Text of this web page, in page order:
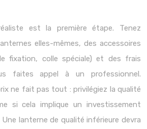
est la première étape. Tenez
elles-mêmes, des accessoires
fixation, colle spéciale) et des frais
faites appel à un professionnel.
ne fait pas tout : privilégiez la qualité
si cela implique un investissement
lanterne de qualité inférieure devra